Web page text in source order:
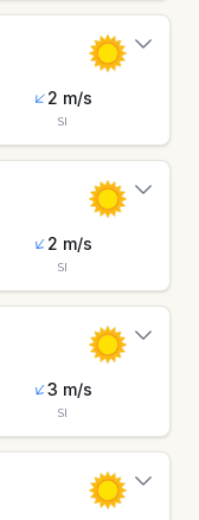
2 m/s
SI
2 m/s
SI
3 m/s
SI